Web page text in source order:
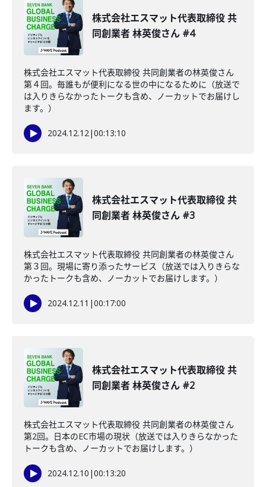
株式会社エスマット代表取締役 共
同創業者 林英俊さん #4
株式会社エスマット代表取締役 共同創業者の林英俊さん
第４回。毎誰もが便利になる世の中になるために（放送で
は入りきらなかったトークも含め、ノーカットでお届けし
ます。）
2024.12.12|00:13:10
株式会社エスマット代表取締役 共
同創業者 林英俊さん #3
株式会社エスマット代表取締役 共同創業者の林英俊さん
第３回。現場に寄り添ったサービス（放送では入りきらな
かったトークも含め、ノーカットでお届けします。）
2024.12.11 |00:17:00
株式会社エスマット代表取締役 共
同創業者 林英俊さん #2
株式会社エスマット代表取締役 共同創業者の林英俊さん
第2回。日本のEC市場の現状（放送では入りきらなかった
トークも含め、ノーカットでお届けします。）
2024.12.10 |00:13:20